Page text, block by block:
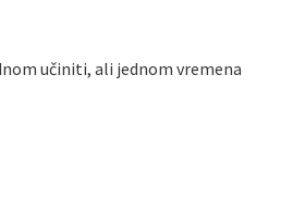
učiniti, ali jednom vremena